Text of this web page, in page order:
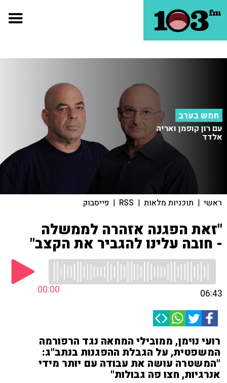
חמש בערב
עם רון קופמן ואריה
אלדד
ראשי | תוכניות מלאות |
RSS
| פייסבוק
"זאת הפגנה אזהרה לממשלה
- חובה עלינו להגביר את הקצב"
00:00 06:43
רועי נוימן, ממובילי המחאה נגד הרפורמה
המשפטית, על הגבלת ההפגנות בנתב"ג:
"המשטרה עושה את עבודה עם יותר מידי
אנרגיות, חצו פה גבולות"